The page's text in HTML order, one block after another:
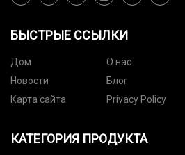
БЫСТРЫЕ ССЫЛКИ
Дом О нас
Новости
Блог
Карта сайта
Privacy Policy
КАТЕГОРИЯ ПРОДУКТА